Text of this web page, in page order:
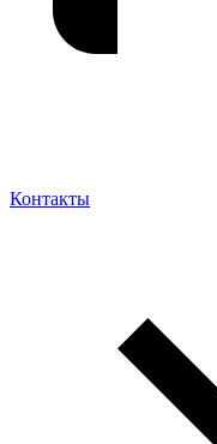
Контакты